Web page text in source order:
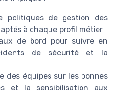
politiques de gestion des
à chaque profil métier
de bord pour suivre en
de sécurité et la
des équipes sur les bonnes
et la sensibilisation aux